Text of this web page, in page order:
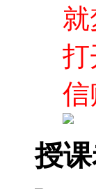
授